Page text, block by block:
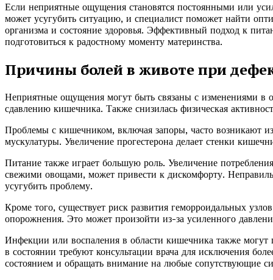
Если неприятные ощущения становятся постоянными или
может усугубить ситуацию, и специалист поможет найти
организма и состояние здоровья. Эффективный подход к
подготовиться к радостному моменту материнства.
Причины болей в животе при
Неприятные ощущения могут быть связаны с изменениями в
сдавлению кишечника. Также снизилась физическая
Проблемы с кишечником, включая запоры, часто возникают
мускулатуры. Увеличение прогестерона делает стенки
Питание также играет большую роль. Увеличение
свежими овощами, может привести к дискомфорту.
усугубить проблему.
Кроме того, существует риск развития геморроидальных
опорожнения. Это может произойти из-за усиленного
Инфекции или воспаления в области кишечника также
в состоянии требуют консультации врача для исключения
состоянием и обращать внимание на любые сопутствующие